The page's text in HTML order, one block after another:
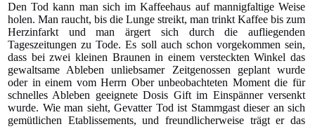
Den Tod kann man sich im Kaffeehaus auf mannigfaltige Weise
holen. Man raucht, bis die Lunge streikt, man trinkt Kaffee bis zum
Herzinfarkt und man ärgert sich durch die aufliegenden
Tageszeitungen zu Tode. Es soll auch schon vorgekommen sein,
dass bei zwei kleinen Braunen in einem versteckten Winkel das
gewaltsame Ableben unliebsamer Zeitgenossen geplant wurde
oder in einem vom Herrn Ober unbeobachteten Moment die für
schnelles Ableben geeignete Dosis Gift im Einspänner versenkt
wurde. Wie man sieht, Gevatter Tod ist Stammgast dieser an sich
gemütlichen Etablissements, und freundlicherweise trägt er das